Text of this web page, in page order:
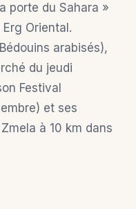
porte du Sahara »
Oriental.
arabisés),
du jeudi
Festival
et ses
à 10 km dans